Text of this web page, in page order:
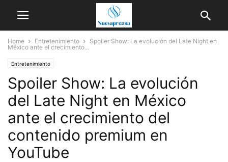
Home Entretenimiento
Spoiler Show: La evolución del Late Night en
México ante el crecimiento...
Entretenimiento
Spoiler Show: La evolución
del Late Night en México
ante el crecimiento del
contenido premium en
YouTube